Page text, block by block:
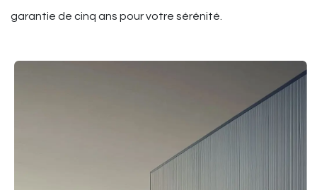
garantie de cinq ans pour votre sérénité.